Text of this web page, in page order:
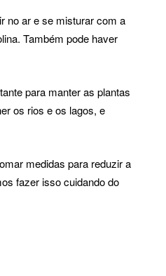
no ar e se misturar com a
Também pode haver
para manter as plantas
os rios e os lagos, e
medidas para reduzir a
fazer isso cuidando do